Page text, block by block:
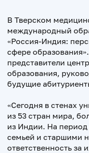
В Тверском
международный
«Россия-Индия:
сфере
представители
образования,
будущие
«Сегодня в стенах
из 53 стран мира,
из Индии. На
семьей и старшими
ответственность за